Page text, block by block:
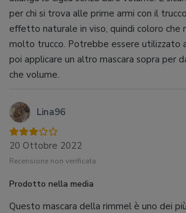
per chi si trova alle prime armi con il
effetto naturale in viso, quindi coloro che
molto trucco. Potrebbe essere utilizzato
poi applicare un altro mascara sopra per
che volume.
Lina96
20 Ottobre 2022
Recensione non verificata
Prodotto nella media
Questo mascara della rimmel è uno dei